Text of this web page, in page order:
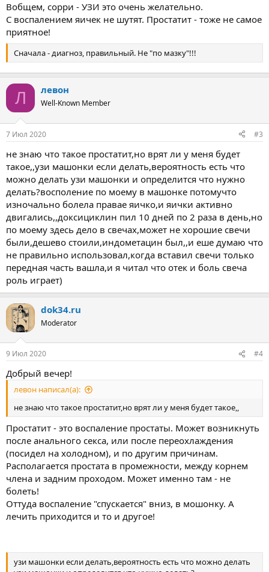
Вобщем, сорри - УЗИ это очень желательно.
С воспалением яичек не шутят. Простатит - тоже не самое
приятное!
Сначала - диагноз, правильный. Не "по мазку"!!!
Л левон
Well-Known Member
7 Июл 2020 #3
не знаю что такое простатит,но врят ли у меня будет
такое,,узи машонки если делать,вероятность есть что
можно делать узи машонки и определится что нужно
делать?восполение по моему в машонке потомучто
изночально болела правае яичко,и яички активно
двигались,,доксициклин пил 10 дней по 2 раза в день,но
по моему здесь дело в свечах,может не хорошие свечи
были,дешево стоили,индометацин был,,и еше думаю что
не правильно использовал,когда вставил свечи только
передная часть вашла,и я читал что отек и боль свеча
роль играет)
dok34.ru
Moderator
9 Июл 2020 #4
Добрый вечер!
левон написал(а):
не знаю что такое простатит,но врят ли у меня будет такое,,
Простатит - это воспаление простаты. Может возникнуть
после анального секса, или после переохлаждения
(посидел на холодном), и по другим причинам.
Располагается простата в промежности, между корнем
члена и задним проходом. Может именно там - не
болеть!
Оттуда воспаление "спускается" вниз, в мошонку. А
лечить приходится и то и другое!
узи машонки если делать,вероятность есть что можно делать